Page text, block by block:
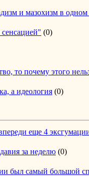
и мазохизм в одном
(0)
то почему этого
а идеология (0)
еще 4
за неделю (0)
был самый большой